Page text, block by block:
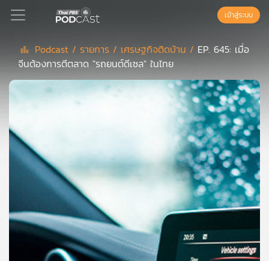
Podcast
ย์
ลิ
สต์
แนะนำ
เพล
ย์
ลิ
เข้าสู่ระบบ
Podcast / รายการ / เศรษฐกิจติดบ้าน / EP. 645: เมื่อ
จีนต้องการตีตลาด "รถยนต์ดีเซล" ในไทย